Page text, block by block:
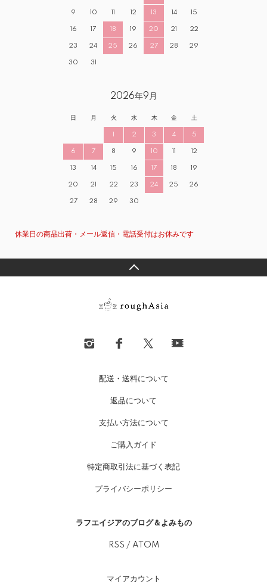
9 10 11 12 13 14 15
16 17 18 19 20 21 22
23 24 25 26 27 28 29
30 31
2026年9月
日 月 火 水 木 金 土
1 2 3 4 5
6 7 8 9 10 11 12
13 14 15 16 17 18 19
20 21 22 23 24 25 26
27 28 29 30
休業日の商品出荷・メール返信・電話受付はお休みです
配送・送料について
返品について
支払い方法について
ご購入ガイド
特定商取引法に基づく表記
プライバシーポリシー
ラフエイジアのブログ＆よみもの
RSS / ATOM
マイアカウント